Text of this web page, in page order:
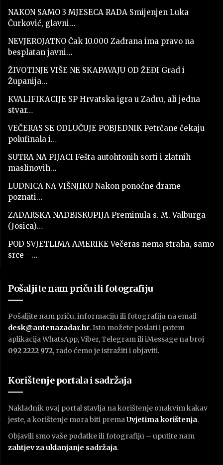
NAKON SAMO 3 MJESECA RADA Smijenjen Luka
Čurković, glavni…
NEVJEROJATNO Čak 10.000 Zadrana ima pravo na
besplatan javni…
ŽIVOTINJE VIŠE NE SKAPAVAJU OD ŽEĐI Grad i
Županija…
KVALIFIKACIJE SP Hrvatska igra u Zadru, ali jedna
stvar…
VEČERAS SE ODLUČUJE POBJEDNIK Petrčane čekaju
polufinala i…
SUTRA NA PIJACI Fešta autohtonih sorti i zlatnih
maslinovih…
LUDNICA NA VIŠNJIKU Nakon ponoćne drame
poznati…
ZADARSKA NADBISKUPIJA Preminula s. M. Valburga
(Josica)…
POD SVJETLIMA AMERIKE Večeras nema straha, samo
srce –…
Pošaljite nam priču ili fotografiju
Pošaljite nam priču, informaciju ili fotografiju na email
desk@antenazadar.hr. Isto možete poslati i putem
aplikacija WhatsApp, Viber, Telegram ili iMessage na broj
092 2222 972, rado ćemo je istražiti i objaviti.
Korištenje portala i sadržaja
Nakladnik ovaj portal stavlja na korištenje onakvim kakav
jeste, a korištenje mora biti prema Uvjetima korištenja.
Objavili smo vaše podatke ili fotografiju – uputite nam
zahtjev za uklanjanje sadržaja.